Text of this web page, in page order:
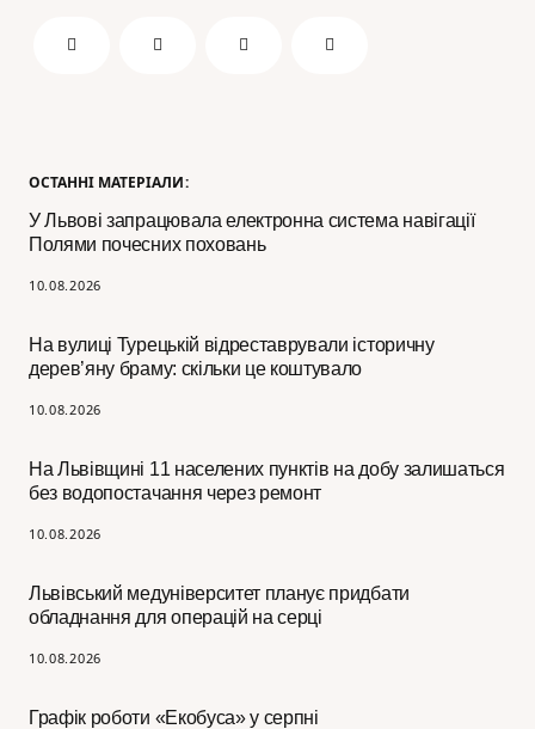
ОСТАННІ МАТЕРІАЛИ:
У Львові запрацювала електронна система навігації
Полями почесних поховань
10.08.2026
На вулиці Турецькій відреставрували історичну
дерев’яну браму: скільки це коштувало
10.08.2026
На Львівщині 11 населених пунктів на добу залишаться
без водопостачання через ремонт
10.08.2026
Львівський медуніверситет планує придбати
обладнання для операцій на серці
10.08.2026
Графік роботи «Екобуса» у серпні